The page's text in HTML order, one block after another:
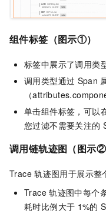
组件标签（图示①）
标签中展示了调用类
调用类型通过 Span
（
单击组件标签，可以
您过滤不需要关注的
调用链轨迹图（图示②
Trace 轨迹图用于展示整
Trace 轨迹图中每个
耗时比例大于 1%的